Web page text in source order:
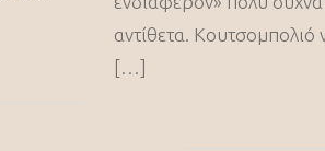
αντίθετα.
[…]